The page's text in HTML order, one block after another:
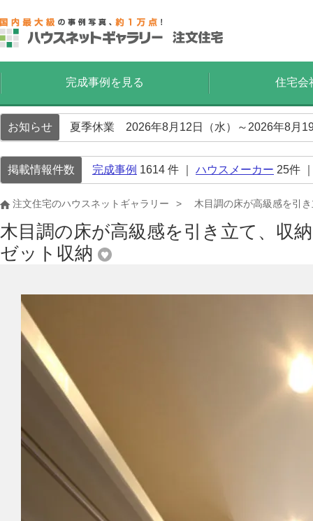
完成事例を見る 住宅会
お知らせ 夏季休業 2026年8月12日（水）～2026年8月
掲載情報件数 完成事例 1614 件 ｜ ハウスメーカー 25件
注文住宅のハウスネットギャラリー 木目調の床が高級感を引
木目調の床が高級感を引き立て、収
ゼット収納